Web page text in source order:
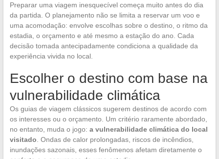
Preparar uma viagem inesquecível começa muito antes do dia
da partida. O planejamento não se limita a reservar um voo e
uma acomodação: envolve escolhas sobre o destino, o ritmo da
estadia, o orçamento e até mesmo a estação do ano. Cada
decisão tomada antecipadamente condiciona a qualidade da
experiência vivida no local.
Escolher o destino com base na
vulnerabilidade climática
Os guias de viagem clássicos sugerem destinos de acordo com
os interesses ou o orçamento. Um critério raramente abordado,
no entanto, muda o jogo: a vulnerabilidade climática do local
visitado . Ondas de calor prolongadas, riscos de incêndios,
inundações sazonais, esses fenômenos afetam diretamente o